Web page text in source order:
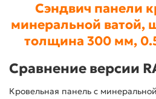
Сэндвич панели
минеральной ватой,
толщина 300 мм,
Сравнение версии
Кровельная панель с